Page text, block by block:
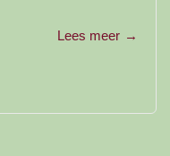
Lees meer →